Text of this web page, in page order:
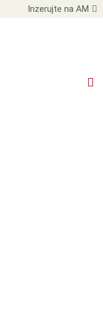
Inzerujte na AM